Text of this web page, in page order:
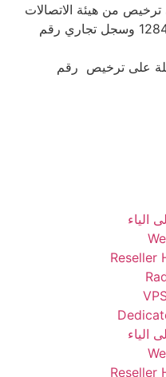
من هيئة الاتصالات
المصرية والغرفة التجارية برقم 128422 وسجل تجاري رقم
على ترخيص رقم
الياء
الياء